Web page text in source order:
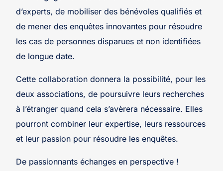
d’experts, de mobiliser des bénévoles qualifiés et
de mener des enquêtes innovantes pour résoudre
les cas de personnes disparues et non identifiées
de longue date.
Cette collaboration donnera la possibilité, pour les
deux associations, de poursuivre leurs recherches
à l’étranger quand cela s’avèrera nécessaire. Elles
pourront combiner leur expertise, leurs ressources
et leur passion pour résoudre les enquêtes.
De passionnants échanges en perspective !